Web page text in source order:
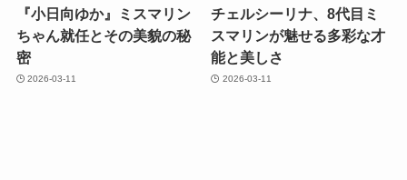
『小日向ゆか』ミスマリン
ちゃん就任とその美貌の秘
密
2026-03-11
チェルシーリナ、8代目ミ
スマリンが魅せる多彩な才
能と美しさ
2026-03-11